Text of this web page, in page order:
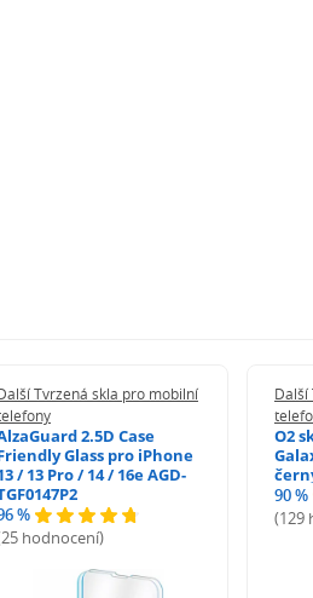
Tvrzená skla pro mobilní
2.5D Case
Glass pro iPhone
/ 13 Pro / 14 / 16e AGD-
%
hodnocení)
Další
O2
90 %
(129